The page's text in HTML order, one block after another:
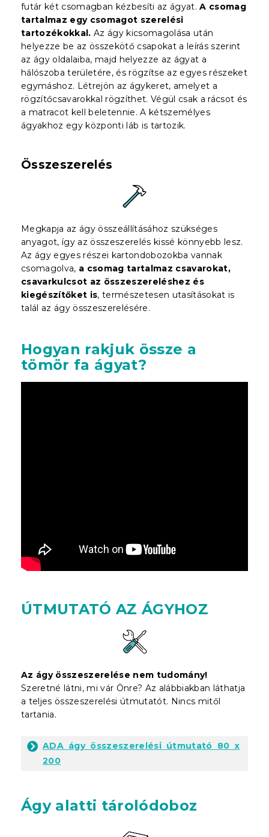
futár két csomagban kézbesíti az ágyat.A csomag
tartalmaz egy csomagot szerelési
tartozékokkal. Az ágy kicsomagolása után
helyezze be az összekötő csapokat a leírás szerint
az ágy oldalaiba, majd helyezze az ágyat a
hálószoba területére, és rögzítse az egyes részeket
egymáshoz. Létrejön az ágykeret, amelyet a
rögzítőcsavarokkal rögzíthet. Végül csak a rácsot és
a matracot kell beletennie. A kétszemélyes
ágyakhoz egy központi láb is tartozik.
Összeszerelés
Megkapja az ágy összeállításához szükséges
anyagot, így az összeszerelés kissé könnyebb lesz.
Az ágy egyes részei kartondobozokba vannak
csomagolva, a csomag tartalmaz csavarokat,
csavarkulcsot az összeszereléshez és
kiegészítőket is, természetesen utasításokat is
talál az ágy összeszerelésére.
Hogyan rakjuk össze a
tömör fa ágyat?
ÚTMUTATÓ AZ ÁGYHOZ
Az ágy összeszerelése nem tudomány!
Szeretné látni, mi vár Önre? Az alábbiakban láthatja
a teljes összeszerelési útmutatót. Nincs mitől
tartania.
ADA ágy összeszerelési útmutató 80 x
200
Ágy alatti tárolódoboz